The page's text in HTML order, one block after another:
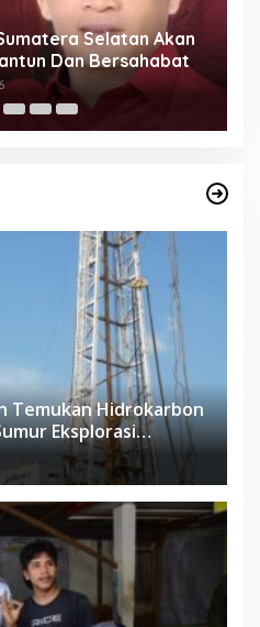
Selatan Akan
Dan Bersahabat
Temukan Hidrokarbon
Eksplorasi
001